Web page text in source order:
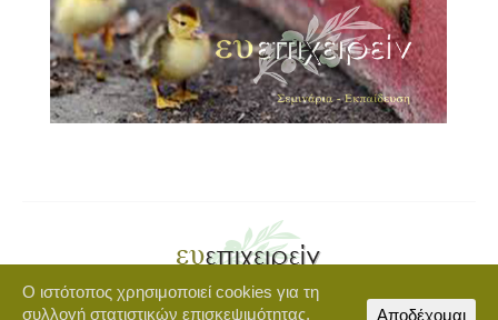
Copyright © 2021 euepixeirein.gr | Developed by BigWebTheory
Ο ιστότοπος χρησιμοποιεί cookies για τη
συλλογή στατιστικών επισκεψιμότητας.
Αποδέχομαι